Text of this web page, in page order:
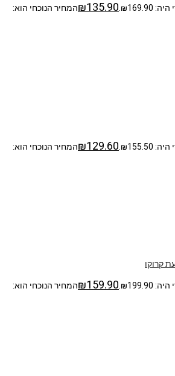
₪135.90
המחיר הנוכחי הוא:
₪129.60
המחיר הנוכחי הוא:
קרוקו
₪159.90
המחיר הנוכחי הוא: